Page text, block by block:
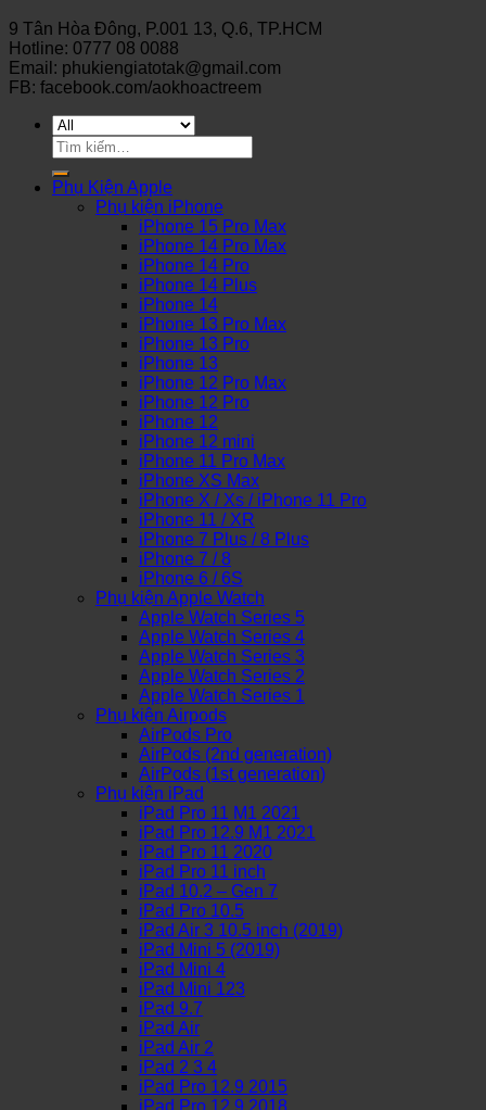
9 Tân Hòa Đông, P.001 13, Q.6, TP.HCM
Hotline: 0777 08 0088
Email: phukiengiatotak@gmail.com
FB: facebook.com/aokhoactreem
Tìm
kiếm:
Phụ Kiện Apple
Phụ kiện iPhone
iPhone 15 Pro Max
iPhone 14 Pro Max
iPhone 14 Pro
iPhone 14 Plus
iPhone 14
iPhone 13 Pro Max
iPhone 13 Pro
iPhone 13
iPhone 12 Pro Max
iPhone 12 Pro
iPhone 12
iPhone 12 mini
iPhone 11 Pro Max
iPhone XS Max
iPhone X / Xs / iPhone 11 Pro
iPhone 11 / XR
iPhone 7 Plus / 8 Plus
iPhone 7 / 8
iPhone 6 / 6S
Phụ kiện Apple Watch
Apple Watch Series 5
Apple Watch Series 4
Apple Watch Series 3
Apple Watch Series 2
Apple Watch Series 1
Phụ kiện Airpods
AirPods Pro
AirPods (2nd generation)
AirPods (1st generation)
Phụ kiện iPad
iPad Pro 11 M1 2021
iPad Pro 12.9 M1 2021
iPad Pro 11 2020
iPad Pro 11 inch
iPad 10.2 – Gen 7
iPad Pro 10.5
iPad Air 3 10.5 inch (2019)
iPad Mini 5 (2019)
iPad Mini 4
iPad Mini 123
iPad 9.7
iPad Air
iPad Air 2
iPad 2 3 4
iPad Pro 12.9 2015